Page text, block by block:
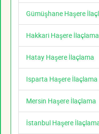
Gümüşhane Haşere
Hakkari Haşere İlaçlama
Hatay Haşere İlaçlama
Isparta Haşere İlaçlama
Mersin Haşere İlaçlama
İstanbul Haşere